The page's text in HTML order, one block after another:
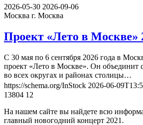
2026-05-30 2026-09-06
Москва г. Москва
Проект «Лето в Москве»
С 30 мая по 6 сентября 2026 года в
проект «Лето в Москве». Он объединит
во всех округах и районах столицы…
https://schema.org/InStock 2026-06-
13804 12
На нашем сайте вы найдете всю
главный новогодний концерт 2021.